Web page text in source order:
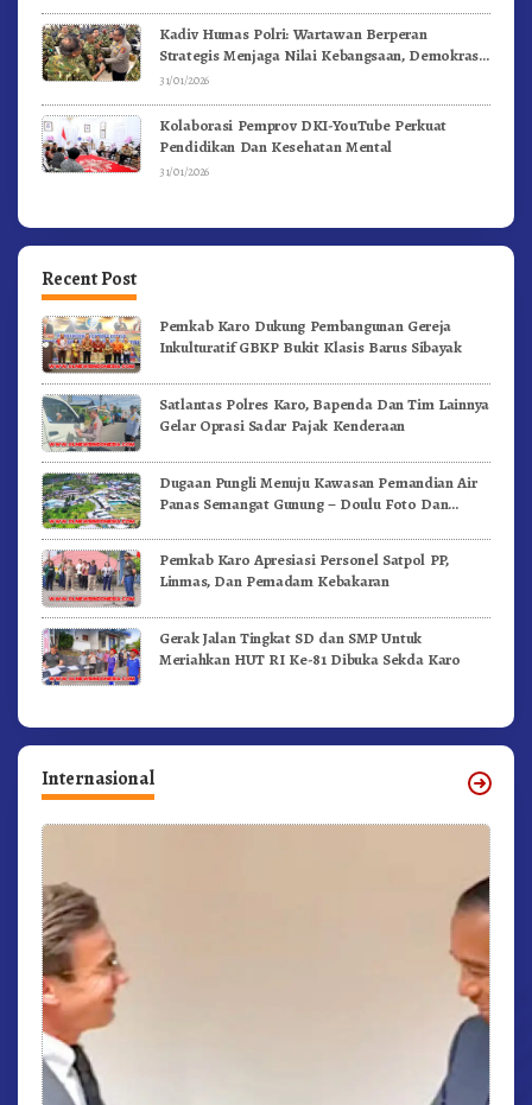
Kadiv Humas Polri: Wartawan Berperan
Strategis Menjaga Nilai Kebangsaan, Demokrasi,
dan NKRI
31/01/2026
Kolaborasi Pemprov DKI-YouTube Perkuat
Pendidikan Dan Kesehatan Mental
31/01/2026
Recent Post
Pemkab Karo Dukung Pembangunan Gereja
Inkulturatif GBKP Bukit Klasis Barus Sibayak
Satlantas Polres Karo, Bapenda Dan Tim Lainnya
Gelar Oprasi Sadar Pajak Kenderaan
Dugaan Pungli Menuju Kawasan Pemandian Air
Panas Semangat Gunung – Doulu Foto Dan
Pemkab Karo Apresiasi Personel Satpol PP,
Linmas, Dan Pemadam Kebakaran
Gerak Jalan Tingkat SD dan SMP Untuk
Meriahkan HUT RI Ke-81 Dibuka Sekda Karo
Internasional